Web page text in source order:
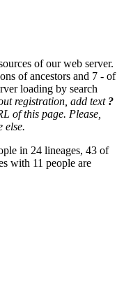
of our web server.
of ancestors and 7 - of
loading by search
registration, add text ?
of this page. Please,
else.
in 24 lineages, 43 of
with 11 people are